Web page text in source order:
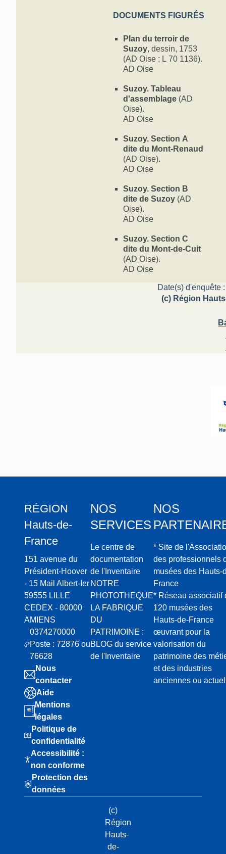
DOCUMENTS FIGURÉS
Plan du terroir de
Suzoy, dessin, 1753
(AD Oise ; L 70 1136).
AD Oise
Suzoy. Tableau
d'assemblage (AD
Oise).
AD Oise
Suzoy. Section A
dite du Mont-Renaud
(AD Oise).
AD Oise
Suzoy. Section B
dite de Suzoy (AD
Oise).
AD Oise
Suzoy. Section C
dite du Mont-de-Cuit
(AD Oise).
AD Oise
Date(s) d'enquête
(c) Région
RÉGION
Hauts-de-
France
151 avenue du
Président-Hoover
- 15 Mail Albert-Ier
59555 LILLE
CEDEX - 80000
AMIENS
0374270000
Poste : 72876 ou
76628
Nous
contacter
Aide
Mentions
légales
Politique de
confidentialité
Accessibilité :
non conforme
Protection des
données
NOS
SERVICES
Le centre de
documentation
de l'Inventaire
NOTRE
PHOTOTHEQUE
LA FABRIQUE
DU
PATRIMOINE :
BLOG du service
de l'Inventaire
NOS
* Site de
des professionnels
musées des Hauts-
France
* Réseau associatif
120 musées des
Hauts-de-France
œuvrant pour la
valorisation du
patrimoine des
et des industries
anciennes ou
(c)
Région
Hauts-
de-